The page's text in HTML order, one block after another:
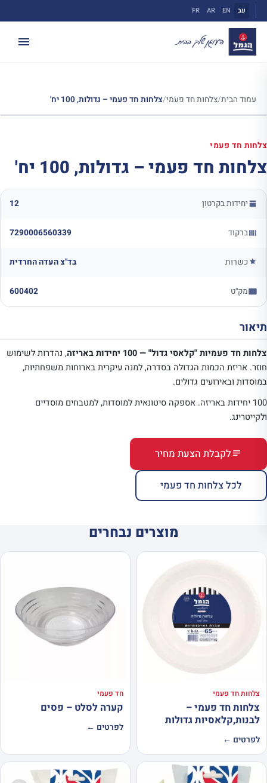
לתוכן
עב EN
AR
FR
עמוד הבית/צלחות חד פעמי/צלחות חד פעמי – גדולות, 100 יח'
צלחות חד פעמי
צלחות חד פעמי – גדולות, 100 יח'
יחידות בקרטון 12
ברקוד 7290006560339
כשרות בד"צ העדה החרדית
מק״ט 600402
תיאור
צלחות חד פעמיות "קלאסי גדול" — 100 יחידות באריזה
, נהדרות לשימוש
חוזר. אריזת הכמות הגדולה בסדרה, למנה עיקרית בארוחות משפחתיות,
במוסדות ובאירועים גדולים.
100 יחידות באריזה. אספקה סיטונאית למוסדות, למטבחים מוסדיים
ולקייטרינג.
לקבלת הצעת מחיר
לכל צלחות חד פעמי
מוצרים נבחרים
צלחות חד פעמי
צלחות חד פעמי –
לבנות,קלאסיות גדולות
לפרטים ←
חד פעמי
קערה לסלט – פסים
לפרטים ←